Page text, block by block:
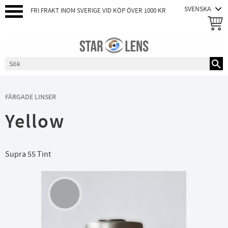
FRI FRAKT INOM SVERIGE VID KÖP ÖVER 1000 KR
FÄRGADE LINSER
Yellow
Supra 55 Tint